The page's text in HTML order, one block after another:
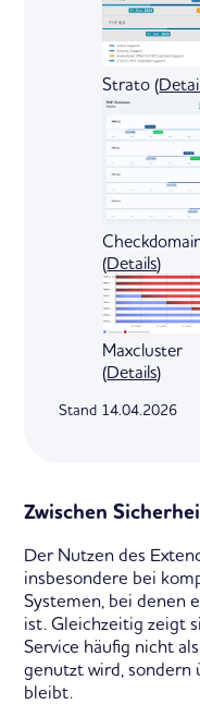
Strato (
(Details)
Maxcluster
(Details)
Stand 14.04.2026
Zwischen
Der Nutzen des
insbesondere bei
Systemen, bei denen
ist. Gleichzeitig zeigt
Service häufig nicht
genutzt wird, sondern
bleibt.